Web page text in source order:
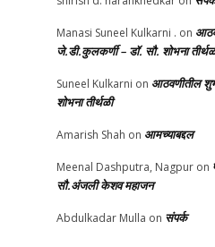
Manasi Suneel Kulkarni . on
जे.डी.कुलकर्णी – डॉ. सौ. शोभना
Suneel Kulkarni on आठवणीतील
शोभना तीर्थळी
Amarish Shah on आमच्याबद्दल
Meenal Dashputra, Nagpur on
सौ.अंजली केशव महाजन
Abdulkadar Mulla on संपर्क